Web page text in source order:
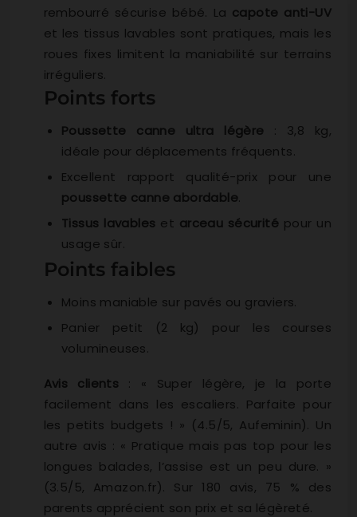
rembourré sécurise bébé. La capote anti-UV
et les tissus lavables sont pratiques, mais les
roues fixes limitent la maniabilité sur terrains
irréguliers.
Points forts
Poussette canne ultra légère : 3,8 kg,
idéale pour déplacements fréquents.
Excellent rapport qualité-prix pour une
poussette canne abordable.
Tissus lavables et arceau sécurité pour un
usage sûr.
Points faibles
Moins maniable sur pavés ou graviers.
Panier petit (2 kg) pour les courses
volumineuses.
Avis clients : « Super légère, je la porte
facilement dans les escaliers. Parfaite pour
les petits budgets ! » (4.5/5, Aufeminin). Un
autre avis : « Pratique mais pas top pour les
longues balades, l’assise est un peu dure. »
(3.5/5, Amazon.fr). Sur 180 avis, 75 % des
parents apprécient son prix et sa légèreté.